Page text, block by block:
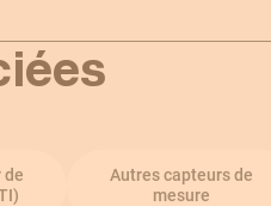
de
Autres capteurs de
mesure